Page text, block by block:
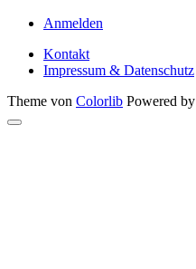
Anmelden
Kontakt
Impressum & Datenschutz
Theme von Colorlib Powered by